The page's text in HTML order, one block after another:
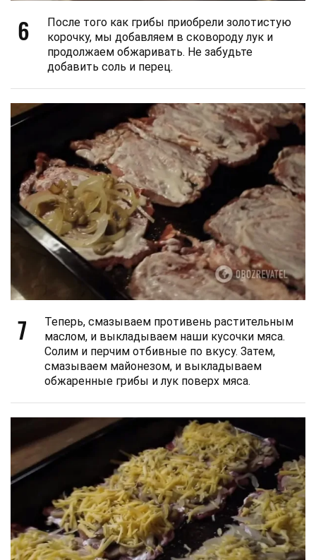
6
После того как грибы приобрели золотистую
корочку, мы добавляем в сковороду лук и
продолжаем обжаривать. Не забудьте
добавить соль и перец.
7
Теперь, смазываем противень растительным
маслом, и выкладываем наши кусочки мяса.
Солим и перчим отбивные по вкусу. Затем,
смазываем майонезом, и выкладываем
обжаренные грибы и лук поверх мяса.